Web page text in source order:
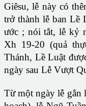
Giêsu, lễ này có
trở thành lễ ban Lề
ước ; nói tắt, lễ kỷ
Xh 19-20 (quả
Thánh, Lề Luật
ngày sau Lễ Vượt
Từ một ngày lễ gắn